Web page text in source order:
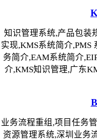
知识管理系统,产品包装
实现,KMS系统简介,PMS
务简介,EAM系统简介
介,KMS知识管理,广东
业务流程重组,项目任务
资源管理系统,深圳业务